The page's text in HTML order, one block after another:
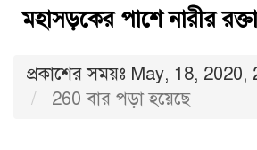
মহাসড়কের পাশে নারীর
প্রকাশের সময়ঃ May, 18, 2020,
260 বার পড়া হয়েছে